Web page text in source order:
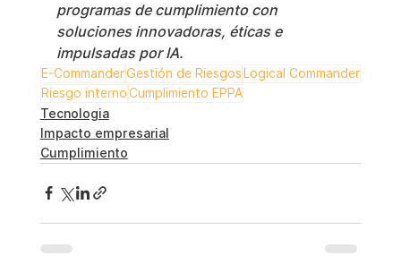
programas de cumplimiento con
soluciones innovadoras, éticas e
impulsadas por IA.
E-CommanderGestión de Riesgos Logical Commander
Riesgo internoCumplimiento EPPA
Tecnologia
Impacto empresarial
Cumplimiento